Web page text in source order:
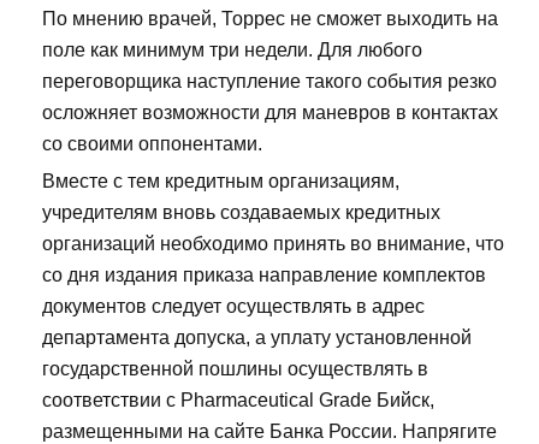
По мнению врачей, Торрес не сможет выходить на
поле как минимум три недели. Для любого
переговорщика наступление такого события резко
осложняет возможности для маневров в контактах
со своими оппонентами.
Вместе с тем кредитным организациям,
учредителям вновь создаваемых кредитных
организаций необходимо принять во внимание, что
со дня издания приказа направление комплектов
документов следует осуществлять в адрес
департамента допуска, а уплату установленной
государственной пошлины осуществлять в
соответствии с Pharmaceutical Grade Бийск,
размещенными на сайте Банка России. Напрягите